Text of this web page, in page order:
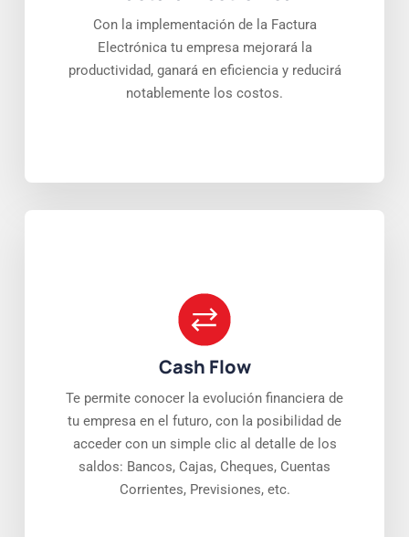
Con la implementación de la Factura
Electrónica tu empresa mejorará la
productividad, ganará en eficiencia y reducirá
notablemente los costos.
Cash Flow
Te permite conocer la evolución financiera de
tu empresa en el futuro, con la posibilidad de
acceder con un simple clic al detalle de los
saldos: Bancos, Cajas, Cheques, Cuentas
Corrientes, Previsiones, etc.